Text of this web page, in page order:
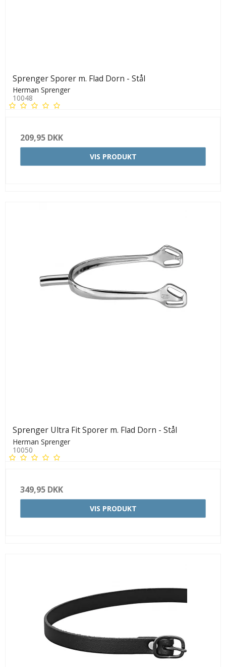
Sprenger Sporer m. Flad Dorn - Stål
Herman Sprenger
10048
209,95 DKK
VIS PRODUKT
Sprenger Ultra Fit Sporer m. Flad Dorn - Stål
Herman Sprenger
10050
349,95 DKK
VIS PRODUKT